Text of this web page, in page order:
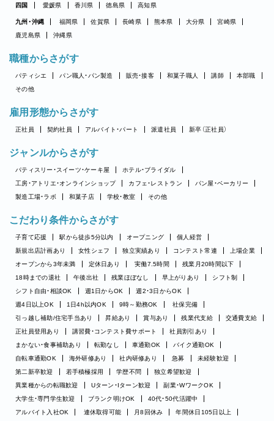
四国 愛媛県 香川県 徳島県 高知県
九州・沖縄 福岡県 佐賀県 長崎県 熊本県 大分県
宮崎県
鹿児島県
沖縄県
職種からさがす
パティシエ パン職人・パン製造 販売・接客 和菓子職人 講師
本部職
その他
雇用形態からさがす
正社員 契約社員 アルバイト・パート 派遣社員 新卒（正社員）
ジャンルからさがす
パティスリー・スイーツ・ケーキ屋
ホテル・ブライダル
工房・アトリエ・オンラインショップ
カフェ・レストラン
パン屋・ベーカリー
製造工場・ラボ
和菓子店 学校・教室 その他
こだわり条件からさがす
子育て応援 駅から徒歩5分以内 オープニング
個人経営
新規出店計画あり
女性シェフ 独立実績あり コンテスト常連
上場企業
オープンから3年未満
定休日あり 実働7.5時間
残業月20時間以下
18時までの退社
午後出社 残業ほぼなし 早上がりあり
シフト制
シフト自由・相談OK
週1日からOK
週2・3日からOK
週4日以上OK
1日4h以内OK 9時～勤務OK
社保完備
引っ越し補助/住宅手当あり
昇給あり 賞与あり 残業代支給
交通費支給
正社員登用あり
講習費・コンテスト費サポート
社員割引あり
まかない・食事補助あり
転勤なし 車通勤OK
バイク通勤OK
自転車通勤OK
海外研修あり 社内研修あり 急募
未経験歓迎
第二新卒歓迎
若手積極採用 学歴不問
独立希望歓迎
異業種からの転職歓迎
Uターン・Iターン歓迎
副業・WワークOK
大学生・専門学生歓迎
ブランク明けOK
40代・50代活躍中
アルバイト入社OK
連休取得可能 月8回休み
年間休日105日以上